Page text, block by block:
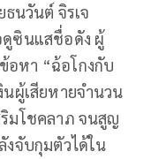
นวันต์ จิรเจ
ดูซินแสชื่อดัง ผู้
อหา “ฉ้อโกงกับ
นผู้เสียหายจำนวน
ริมโชคลาภ จนสูญ
งจับกุมตัวได้ใน